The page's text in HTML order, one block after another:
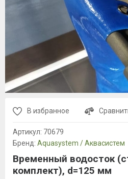
В избранное
Артикул: 70679
Бренд: Aquasystem / Аквасистем
Временный водосток
комплект), d=125 мм